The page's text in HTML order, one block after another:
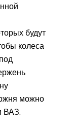
будут
колеса
можно
ВАЗ.